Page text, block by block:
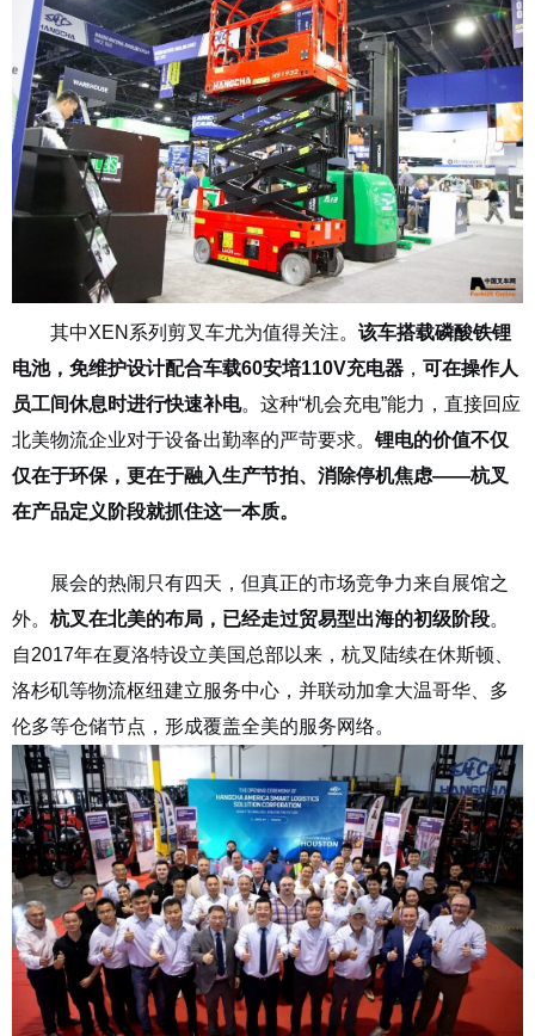
其中XEN 系列剪叉车尤为值得关注。 该车搭载磷酸铁锂
电池，免维护设计配合车载60安培110V充电器 ， 可在操作人
员工间休息时进行快速补电。这种“机会充电”能力，直接回应
北美物流企业对于设备出勤率的严苛要求。 锂电的价值不仅
仅在于环保，更在于融入生产节拍、消除停机焦虑——杭叉
在产品定义阶段就抓住这一本质。
展会的热闹只有四天，但真正的市场竞争力来自展馆之
外。 杭叉在北美的布局，已经走过贸易型出海的初级阶段。
自2017年在夏洛特设立美国总部以来，杭叉陆续在休斯顿、
洛杉矶等物流枢纽建立服务中心，并联动加拿大温哥华、多
伦多等仓储节点，形成覆盖全美的服务网络。